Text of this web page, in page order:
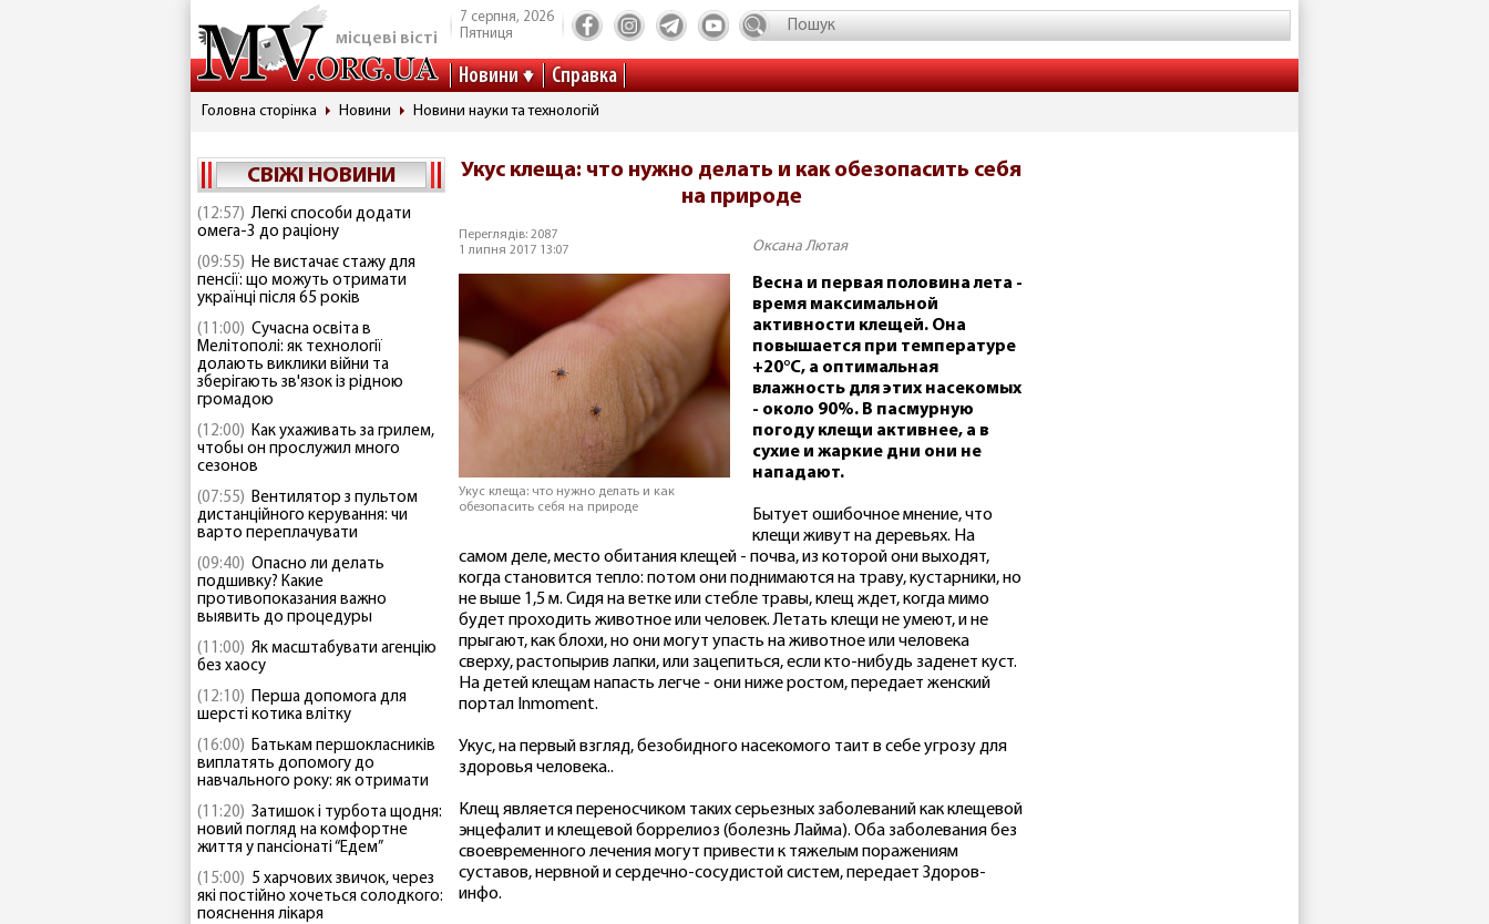
місцеві вісті
7 серпня, 2026
Пятниця
Новини Справка
Головна сторінка Новини Новини науки та технологій
СВІЖІ НОВИНИ
(12:57) Легкі способи додати
омега-3 до раціону
(09:55) Не вистачає стажу для
пенсії: що можуть отримати
українці після 65 років
(11:00) Сучасна освіта в
Мелітополі: як технології
долають виклики війни та
зберігають зв'язок із рідною
громадою
(12:00) Как ухаживать за грилем,
чтобы он прослужил много
сезонов
(07:55) Вентилятор з пультом
дистанційного керування: чи
варто переплачувати
(09:40) Опасно ли делать
подшивку? Какие
противопоказания важно
выявить до процедуры
(11:00) Як масштабувати агенцію
без хаосу
(12:10) Перша допомога для
шерсті котика влітку
(16:00) Батькам першокласників
виплатять допомогу до
навчального року: як отримати
(11:20) Затишок і турбота щодня:
новий погляд на комфортне
життя у пансіонаті “Едем”
(15:00) 5 харчових звичок, через
які постійно хочеться солодкого:
пояснення лікаря
Укус клеща: что нужно делать и как обезопасить себя
на природе
Переглядів: 2087
1 липня 2017 13:07
Оксана Лютая
Укус клеща: что нужно делать и как
обезопасить себя на природе
Весна и первая половина лета -
время максимальной
активности клещей. Она
повышается при температуре
+20°C, а оптимальная
влажность для этих насекомых
- около 90%. В пасмурную
погоду клещи активнее, а в
сухие и жаркие дни они не
нападают.
Бытует ошибочное мнение, что
клещи живут на деревьях. На
самом деле, место обитания клещей - почва, из которой они выходят,
когда становится тепло: потом они поднимаются на траву, кустарники, но
не выше 1,5 м. Сидя на ветке или стебле травы, клещ ждет, когда мимо
будет проходить животное или человек. Летать клещи не умеют, и не
прыгают, как блохи, но они могут упасть на животное или человека
сверху, растопырив лапки, или зацепиться, если кто-нибудь заденет куст.
На детей клещам напасть легче - они ниже ростом, передает женский
портал Inmoment.
Укус, на первый взгляд, безобидного насекомого таит в себе угрозу для
здоровья человека..
Клещ является переносчиком таких серьезных заболеваний как клещевой
энцефалит и клещевой боррелиоз (болезнь Лайма). Оба заболевания без
своевременного лечения могут привести к тяжелым поражениям
суставов, нервной и сердечно-сосудистой систем, передает Здоров-
инфо.